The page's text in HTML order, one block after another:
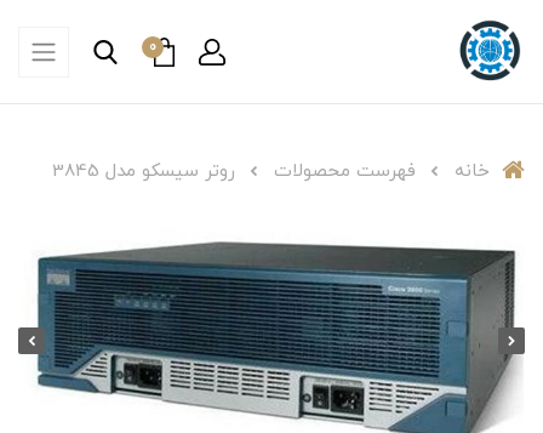
0
خانه فهرست محصولات روتر سیسکو مدل 3845